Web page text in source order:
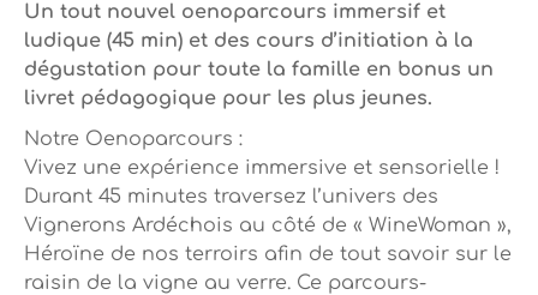
Un tout nouvel oenoparcours immersif et
ludique (45 min) et des cours d’initiation à la
dégustation pour toute la famille en bonus un
livret pédagogique pour les plus jeunes.
Notre Oenoparcours :
Vivez une expérience immersive et sensorielle !
Durant 45 minutes traversez l’univers des
Vignerons Ardéchois au côté de « WineWoman »,
Héroïne de nos terroirs afin de tout savoir sur le
raisin de la vigne au verre. Ce parcours-